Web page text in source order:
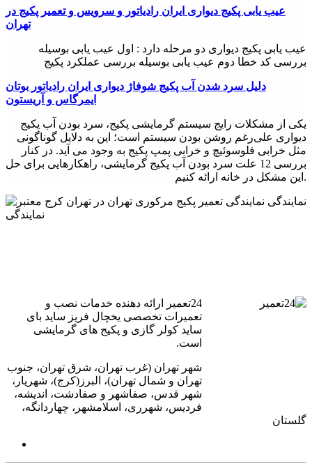
تعمیر پکیج دیواری مرکوری بستگی به نوع خرابی و مشکل دارد.
برخی از روش های تعمیر پکیج دیواری عبارتند از:
- تعویض قطعات فرسوده: اگر قطعات پکیج دیواری فرسوده شده
اند، باید آن ها تعویض شوند.
- تعویض فیوز: در صورتی که فیوز پکیج دیواری سوخته باشد، باید آن
- تعویض سوئیچ: اگر سوئیچ پکیج دیواری خراب شده باشد، باید آن را
تعویض کرد.
- تعمیر کمپرسور: در صورتی که کمپرسور پکیج دیواری خراب شده
باشد، باید آن را تعمیر یا تعویض کرد.
- تعمیر مبدل حرارتی: در صورتی که مبدل حرارتی پکیج دیواری
- قبل از هرگونه تعمیر، باید دستگاه را خاموش کرد.
- قبل از هرگونه تعمیر، باید ابتدا علت خرابی را تشخیص داد.
- برای جلوگیری از خرابی پکیج دیواری، بهتر است آن را به طور
دوره ای تعمیر و نگهداری کرد.
عیب یابی پکيج دیواری ایران رادیاتور و سرویس و تعمیر پکیج در
تهران
عیب یابی پکيج دیواری دو مرحله دارد : اول عیب یابی بوسیله
بررسی کد خطا دوم عیب یابی بوسیله بررسی عملکرد پکیج
دلیل سرد شدن آب پکیج شوفاژ دیواری ایران رادیاتور بوتان
ایمرگاس و آریستون
یکی از مشکلات رایج سیستم گرمایشی پکیج، سرد بودن آب پکیج
دیواری علی‌رغم روشن بودن سیستم است؛ این به دلایل گوناگونی
مثل خرابی فلوسوئیچ و خرابی پمپ پکیج به وجود می آید. در کنار
بررسی 12 علت سرد بودن آب پکیج گرمایشی، راهکارهایی برای حل
این مشکل در خانه ارائه کنیم.
24تعمیر ارائه دهنده خدمات نصب و
تعمیرات تخصصی یخچال فریز ساید بای
ساید کولر گازی و پکیج های گرمایشی
است.
شهر تهران (غرب تهران، شرق تهران، جنوب
تهران و شمال تهران)، البرز(کرج)، شهریار،
شهر قدس، صفاشهر و صفادشت، اندیشه،
فردیس، شهرری، اسلامشهر، چهاردانگه،
گلستان